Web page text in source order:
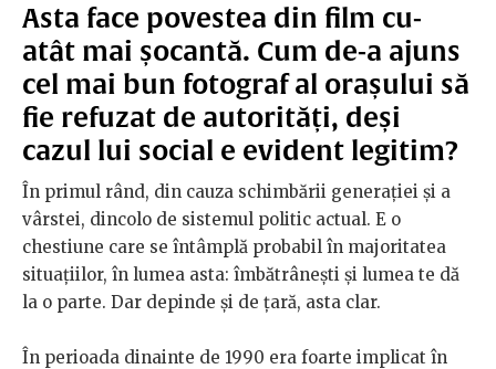
Asta face povestea din film cu-
atât mai șocantă. Cum de-a ajuns
cel mai bun fotograf al orașului să
fie refuzat de autorități, deși
cazul lui social e evident legitim?
În primul rând, din cauza schimbării generației și a
vârstei, dincolo de sistemul politic actual. E o
chestiune care se întâmplă probabil în majoritatea
situațiilor, în lumea asta: îmbătrânești și lumea te dă
la o parte. Dar depinde și de țară, asta clar.
În perioada dinainte de 1990 era foarte implicat în